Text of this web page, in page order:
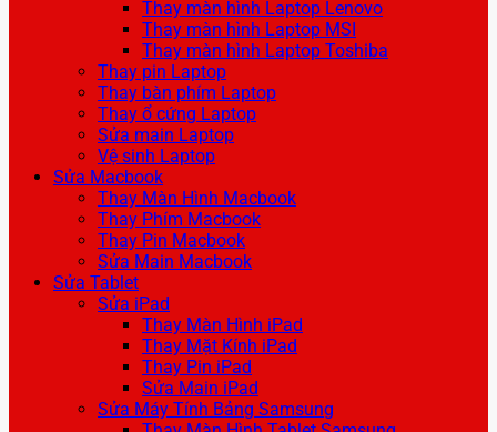
Thay màn hình Laptop Lenovo
Thay màn hình Laptop MSI
Thay màn hình Laptop Toshiba
Thay pin Laptop
Thay bàn phím Laptop
Thay ổ cứng Laptop
Sửa main Laptop
Vệ sinh Laptop
Sửa Macbook
Thay Màn Hình Macbook
Thay Phím Macbook
Thay Pin Macbook
Sửa Main Macbook
Sửa Tablet
Sửa iPad
Thay Màn Hình iPad
Thay Mặt Kính iPad
Thay Pin iPad
Sửa Main iPad
Sửa Máy Tính Bảng Samsung